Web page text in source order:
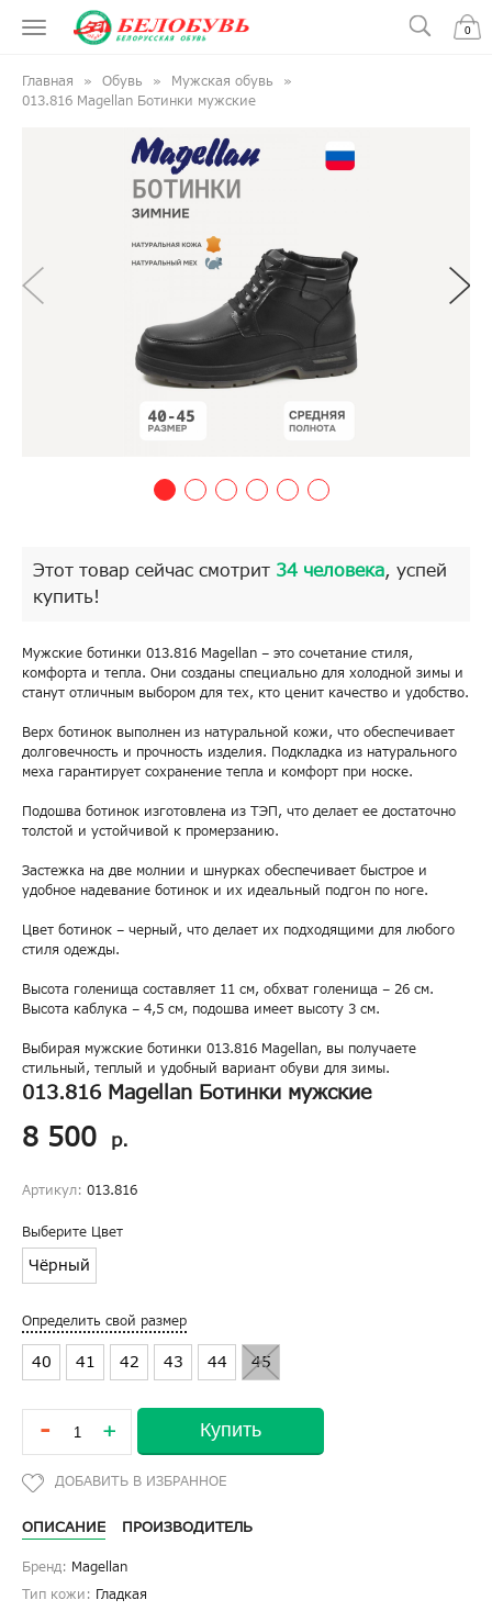
0
Главная Обувь
Мужская обувь
013.816 Magellan Ботинки мужские
Этот товар сейчас смотрит 34 человека, успей
купить!
Мужские ботинки 013.816 Magellan – это сочетание стиля,
комфорта и тепла. Они созданы специально для холодной зимы и
станут отличным выбором для тех, кто ценит качество и удобство.
Верх ботинок выполнен из натуральной кожи, что обеспечивает
долговечность и прочность изделия. Подкладка из натурального
меха гарантирует сохранение тепла и комфорт при носке.
Подошва ботинок изготовлена из ТЭП, что делает ее достаточно
толстой и устойчивой к промерзанию.
Застежка на две молнии и шнурках обеспечивает быстрое и
удобное надевание ботинок и их идеальный подгон по ноге.
Цвет ботинок – черный, что делает их подходящими для любого
стиля одежды.
Высота голенища составляет 11 см, обхват голенища – 26 см.
Высота каблука – 4,5 см, подошва имеет высоту 3 см.
Выбирая мужские ботинки 013.816 Magellan, вы получаете
стильный, теплый и удобный вариант обуви для зимы.
013.816 Magellan Ботинки мужские
8 500 р.
Артикул: 013.816
Выберите Цвет
Чёрный
Определить свой размер
40 41 42 43 44 45
- + Купить
ОПИСАНИЕ ПРОИЗВОДИТЕЛЬ
Бренд: Magellan
Тип кожи: Гладкая